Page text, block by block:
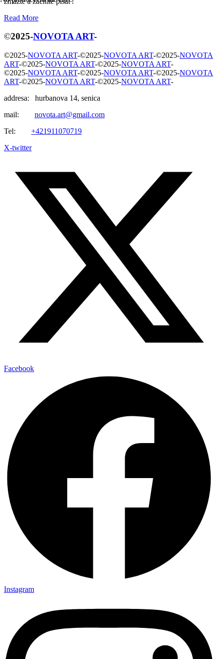
Read More
©2025-NOVOTA ART-
©2025-NOVOTA ART-©2025-NOVOTA ART-©2025-NOVOTA
ART-©2025-NOVOTA ART-©2025-NOVOTA ART-
©2025-NOVOTA ART-©2025-NOVOTA ART-©2025-NOVOTA
ART-©2025-NOVOTA ART-©2025-NOVOTA ART-
addresa: hurbanova 14, senica
mail: novota.art@gmail.com
Tel: +421911070719
X-twitter
Facebook
Instagram